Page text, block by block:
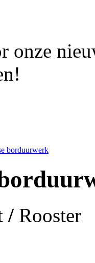
onze
borduurwerk
/ Rooster